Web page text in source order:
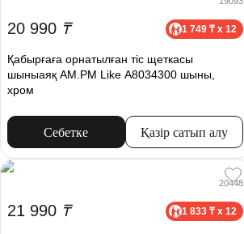
20 990 ₸ 1 749 ₸ x 12
Қабырғаға орнатылған тіс щеткасы
шыныаяқ AM.PM Like A8034300 шыны,
хром
Себетке Қазір сатып алу
20448
21 990 ₸ 1 833 ₸ x 12